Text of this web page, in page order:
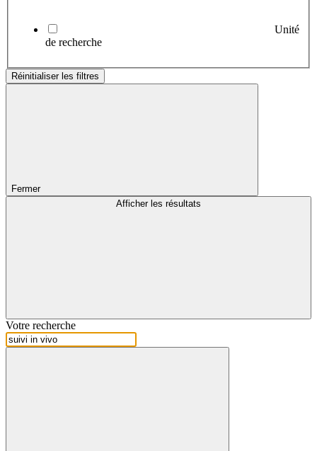
Unité
de recherche
Réinitialiser les filtres
Fermer
Afficher les résultats
Votre recherche